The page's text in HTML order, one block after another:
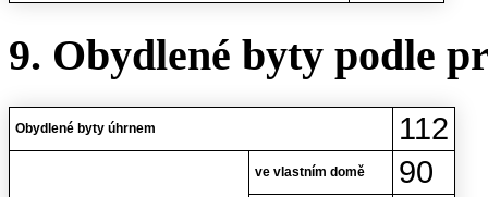
9. Obydlené byty podle
Obydlené byty úhrnem 112
ve vlastním domě 90